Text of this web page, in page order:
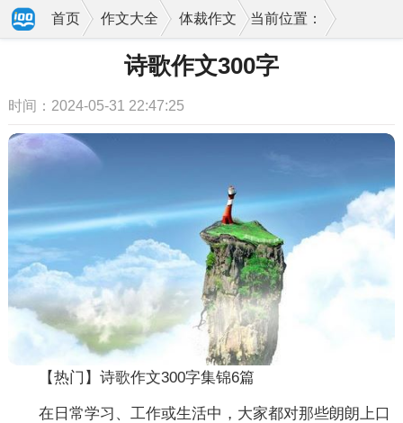
当前位置：
首页 作文大全 体裁作文
诗歌作文300字
时间：2024-05-31 22:47:25
【热门】诗歌作文300字集锦6篇
在日常学习、工作或生活中，大家都对那些朗朗上口